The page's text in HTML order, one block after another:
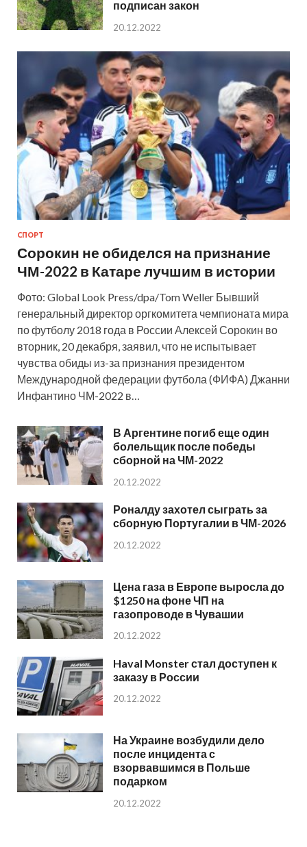
подписан закон
20.12.2022
СПОРТ
Сорокин не обиделся на признание
ЧМ-2022 в Катаре лучшим в истории
Фото: Global Look Press/dpa/Tom Weller Бывший
генеральный директор оргкомитета чемпионата мира
по футболу 2018 года в России Алексей Сорокин во
вторник, 20 декабря, заявил, что не испытывает
чувства обиды из-за признания президентом
Международной федерации футбола (ФИФА) Джанни
Инфантино ЧМ-2022 в…
В Аргентине погиб еще один
болельщик после победы
сборной на ЧМ-2022
20.12.2022
Роналду захотел сыграть за
сборную Португалии в ЧМ-2026
20.12.2022
Цена газа в Европе выросла до
$1250 на фоне ЧП на
газопроводе в Чувашии
20.12.2022
Haval Monster стал доступен к
заказу в России
20.12.2022
На Украине возбудили дело
после инцидента с
взорвавшимся в Польше
подарком
20.12.2022